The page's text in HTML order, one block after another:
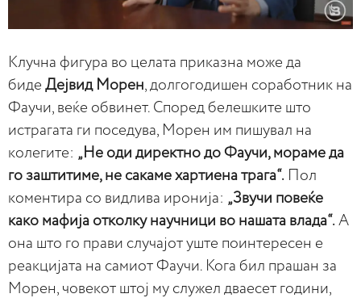
Клучна фигура во целата приказна може да
биде Дејвид Морен, долгогодишен соработник на
Фаучи, веќе обвинет. Според белешките што
истрагата ги поседува, Морен им пишувал на
колегите: „Не оди директно до Фаучи, мораме да
го заштитиме, не сакаме хартиена трага“. Пол
коментира со видлива иронија: „Звучи повеќе
како мафија отколку научници во нашата влада“. А
она што го прави случајот уште поинтересен е
реакцијата на самиот Фаучи. Кога бил прашан за
Морен, човекот штој му служел дваесет години,